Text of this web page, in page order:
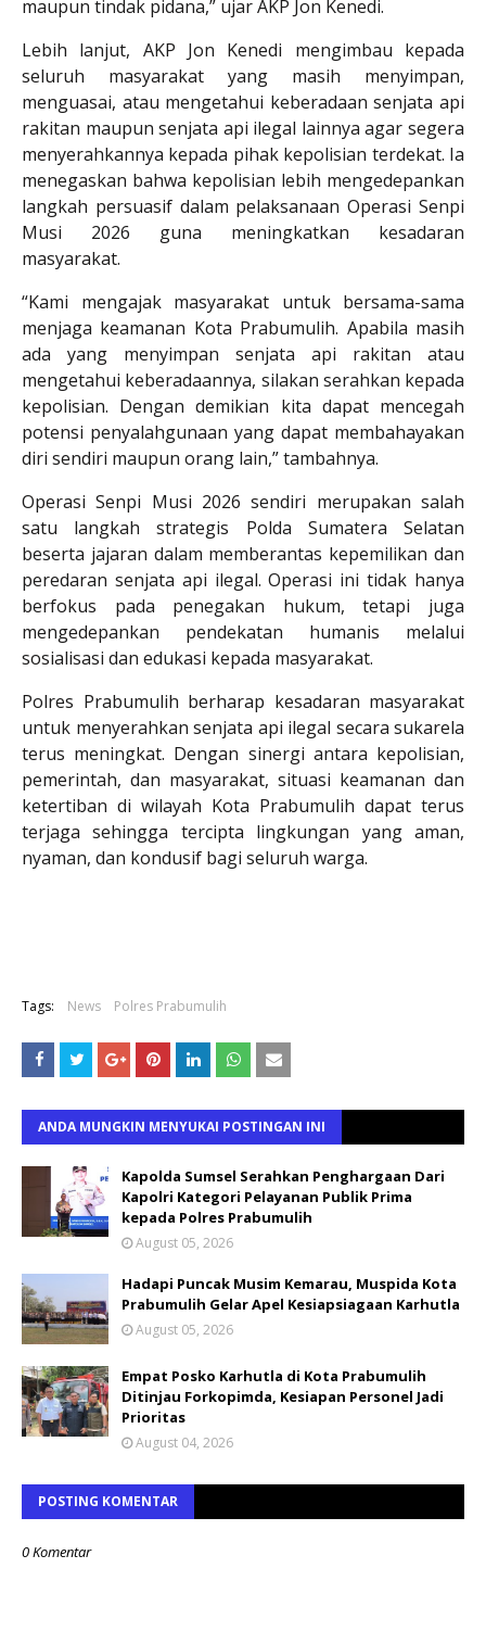
maupun tindak pidana,” ujar AKP Jon Kenedi.
Lebih lanjut, AKP Jon Kenedi mengimbau kepada
seluruh masyarakat yang masih menyimpan,
menguasai, atau mengetahui keberadaan senjata api
rakitan maupun senjata api ilegal lainnya agar segera
menyerahkannya kepada pihak kepolisian terdekat. Ia
menegaskan bahwa kepolisian lebih mengedepankan
langkah persuasif dalam pelaksanaan Operasi Senpi
Musi 2026 guna meningkatkan kesadaran
masyarakat.
“Kami mengajak masyarakat untuk bersama-sama
menjaga keamanan Kota Prabumulih. Apabila masih
ada yang menyimpan senjata api rakitan atau
mengetahui keberadaannya, silakan serahkan kepada
kepolisian. Dengan demikian kita dapat mencegah
potensi penyalahgunaan yang dapat membahayakan
diri sendiri maupun orang lain,” tambahnya.
Operasi Senpi Musi 2026 sendiri merupakan salah
satu langkah strategis Polda Sumatera Selatan
beserta jajaran dalam memberantas kepemilikan dan
peredaran senjata api ilegal. Operasi ini tidak hanya
berfokus pada penegakan hukum, tetapi juga
mengedepankan pendekatan humanis melalui
sosialisasi dan edukasi kepada masyarakat.
Polres Prabumulih berharap kesadaran masyarakat
untuk menyerahkan senjata api ilegal secara sukarela
terus meningkat. Dengan sinergi antara kepolisian,
pemerintah, dan masyarakat, situasi keamanan dan
ketertiban di wilayah Kota Prabumulih dapat terus
terjaga sehingga tercipta lingkungan yang aman,
nyaman, dan kondusif bagi seluruh warga.
Tags: News Polres Prabumulih
ANDA MUNGKIN MENYUKAI POSTINGAN INI
Kapolda Sumsel Serahkan Penghargaan Dari
Kapolri Kategori Pelayanan Publik Prima
kepada Polres Prabumulih
August 05, 2026
Hadapi Puncak Musim Kemarau, Muspida Kota
Prabumulih Gelar Apel Kesiapsiagaan Karhutla
August 05, 2026
Empat Posko Karhutla di Kota Prabumulih
Ditinjau Forkopimda, Kesiapan Personel Jadi
Prioritas
August 04, 2026
POSTING KOMENTAR
0 Komentar